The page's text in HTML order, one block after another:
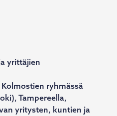
yrittäjien
ryhmässä
Tampereella,
yritysten, kuntien ja